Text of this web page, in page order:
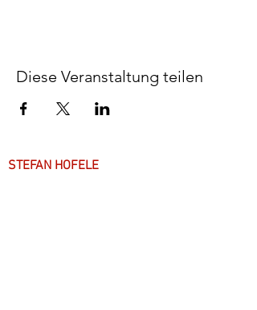
Diese Veranstaltung teilen
STEFAN HOFELE